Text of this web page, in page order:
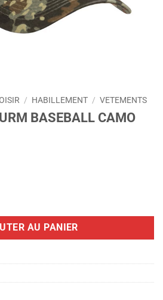
/ HABILLEMENT / VETEMENTS
BASEBALL CAMO
BASEBALL CAMO
AU PANIER